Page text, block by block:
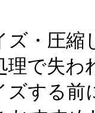
ズ・圧
理で失
ズする